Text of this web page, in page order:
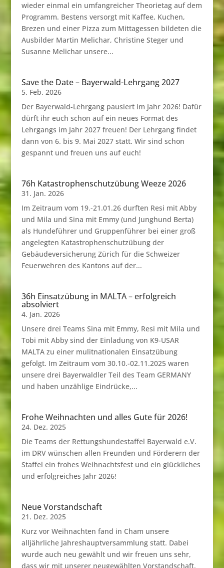
wieder einmal ein umfangreicher Theorietag auf dem
Programm. Bestens versorgt mit Kaffee, Kuchen,
Brezen und einer Pizza zum Mittagessen bildeten die
Ausbilder Martin Melichar, Christine Steger und
Susanne Melichar unsere...
Save the Date – Bayerwald-Lehrgang 2027
5. Feb. 2026
Der Bayerwald-Lehrgang pausiert im Jahr 2026! Dafür
dürft ihr euch schon auf ein neues Format des
Lehrgangs im Jahr 2027 freuen! Der Lehrgang findet
dann von 6. bis 9. Mai 2027 statt. Wir sind schon
gespannt und freuen uns auf euch!
76h Katastrophenschutzübung Weeze 2026
31. Jan. 2026
Im Zeitraum vom 19.-21.01.26 durften Resi mit Abby
und Mila und Sina mit Emmy (und Junghund Berta)
als Hundeführer und Gruppenführer bei einer groß
angelegten Katastrophenschutzübung der
Gebäudeversicherung Zürich für die Schweizer
Feuerwehren des Kantons auf der...
36h Einsatzübung in MALTA – erfolgreich
absolviert
4. Jan. 2026
Unsere drei Teams Sina mit Emmy, Resi mit Mila und
Tobi mit Abby sind der Einladung von K9-USAR
MALTA zu einer mulitnationalen Einsatzübung
gefolgt. Im Zeitraum vom 30.10.-02.11.2025 waren
unsere drei Bayerwaldler Teil des Team GERMANY
und haben unzählige Eindrücke,...
Frohe Weihnachten und alles Gute für 2026!
24. Dez. 2025
Die Teams der Rettungshundestaffel Bayerwald e.V.
im DRV wünschen allen Freunden und Förderern der
Staffel ein frohes Weihnachtsfest und ein glückliches
und erfolgreiches Jahr 2026!
Neue Vorstandschaft
21. Dez. 2025
Kurz vor Weihnachten fand in Cham unsere
alljährliche Jahreshauptversammlung statt. Dabei
wurde auch neu gewählt und wir freuen uns sehr,
dass wir mit unserer neugewählten Vorstandschaft,